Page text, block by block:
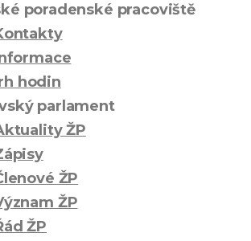
poradenské pracoviště
hodin
parlament
ŽP
ŽP
ŽP
ŽP